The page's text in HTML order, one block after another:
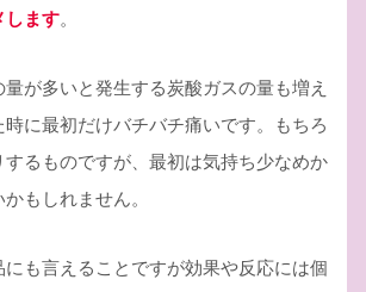
します。
量が多いと発生する炭酸ガスの量も増え
時に最初だけバチバチ痛いです。もちろ
するものですが、最初は気持ち少なめか
もしれません。
にも言えることですが効果や反応には個